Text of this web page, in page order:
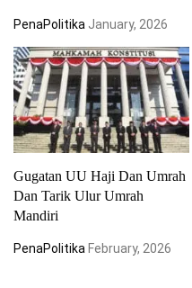
PenaPolitika January, 2026
Gugatan UU Haji Dan Umrah
Dan Tarik Ulur Umrah
Mandiri
PenaPolitika February, 2026